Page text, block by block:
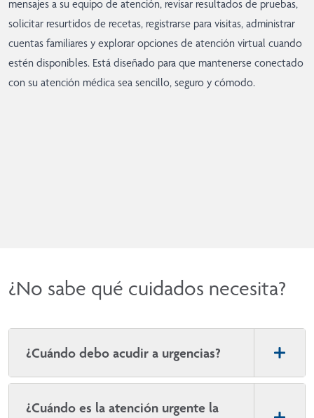
mensajes a su equipo de atención, revisar resultados de pruebas,
solicitar resurtidos de recetas, registrarse para visitas, administrar
cuentas familiares y explorar opciones de atención virtual cuando
estén disponibles. Está diseñado para que mantenerse conectado
con su atención médica sea sencillo, seguro y cómodo.
¿No sabe qué cuidados necesita?
¿Cuándo debo acudir a urgencias?
¿Cuándo es la atención urgente la